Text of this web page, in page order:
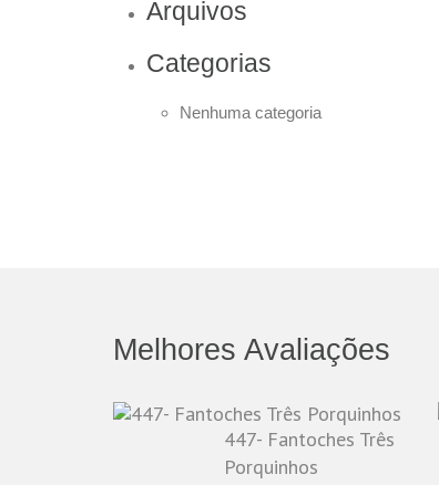
Arquivos
Categorias
Nenhuma categoria
Melhores Avaliações
447- Fantoches Três
Porquinhos